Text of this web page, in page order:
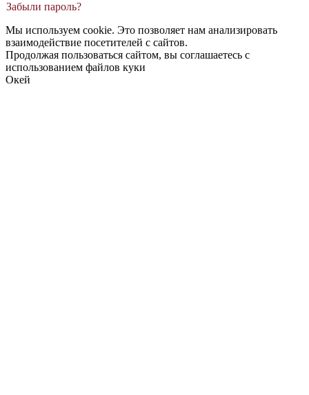
Забыли пароль?
Мы используем cookie. Это позволяет нам анализировать
взаимодействие посетителей с сайтов.
Продолжая пользоваться сайтом, вы соглашаетесь с
использованием файлов куки
Окей